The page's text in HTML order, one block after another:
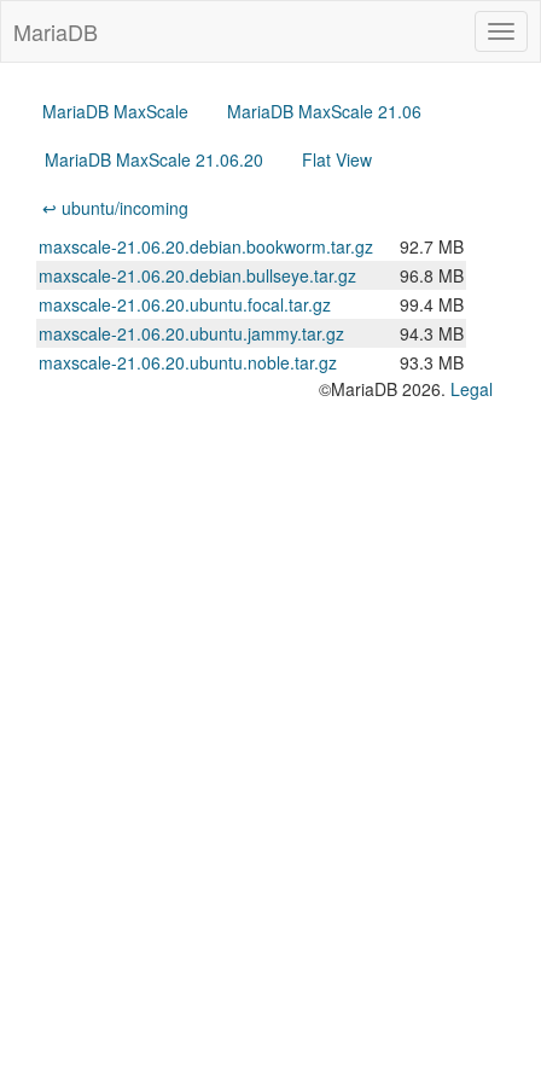
MariaDB
MariaDB MaxScale
MariaDB MaxScale 21.06
MariaDB MaxScale 21.06.20
Flat View
↩ ubuntu/incoming
maxscale-21.06.20.debian.bookworm.tar.gz
92.7 MB
maxscale-21.06.20.debian.bullseye.tar.gz
96.8 MB
maxscale-21.06.20.ubuntu.focal.tar.gz
99.4 MB
maxscale-21.06.20.ubuntu.jammy.tar.gz
94.3 MB
maxscale-21.06.20.ubuntu.noble.tar.gz
93.3 MB
©MariaDB 2026. Legal